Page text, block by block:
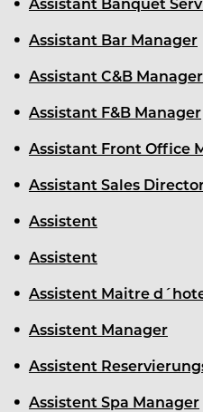
Assistant Bar Manager
Assistant C&B Manager
Assistant F&B Manager
Assistant Front Office
Assistant Sales
Assistent
Assistent
Assistent Maitre
Assistent Manager
Assistent
Assistent Spa Manager